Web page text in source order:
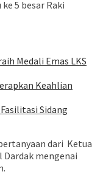
5 besar Raki
Medali Emas LKS
Keahlian
Sidang
dari Ketua
Dardak mengenai